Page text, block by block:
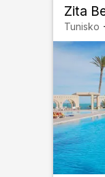
Zita
Tunisko